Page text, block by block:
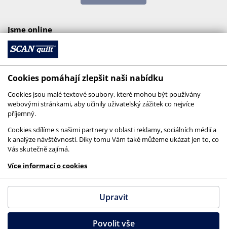
Jsme online
© 2026 SCANquilt - všechna práva vyhrazena
This site is protected by reCAPTCHA and the
GooglePrivacy PolicyandTerms of Serviceapply.
Cookies pomáhají zlepšit naši nabídku
Cookies jsou malé textové soubory, které mohou být používány
webovými stránkami, aby učinily uživatelský zážitek co nejvíce
příjemný.
Cookies sdílíme s našimi partnery v oblasti reklamy, sociálních médií a
k analýze návštěvnosti. Díky tomu Vám také můžeme ukázat jen to, co
Vás skutečně zajímá.
Více informací o cookies
Upravit
Povolit vše